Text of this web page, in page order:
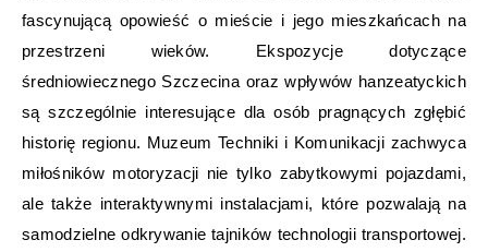
fascynującą opowieść o mieście i jego mieszkańcach na
przestrzeni wieków. Ekspozycje dotyczące
średniowiecznego Szczecina oraz wpływów hanzeatyckich
są szczególnie interesujące dla osób pragnących zgłębić
historię regionu. Muzeum Techniki i Komunikacji zachwyca
miłośników motoryzacji nie tylko zabytkowymi pojazdami,
ale także interaktywnymi instalacjami, które pozwalają na
samodzielne odkrywanie tajników technologii transportowej.